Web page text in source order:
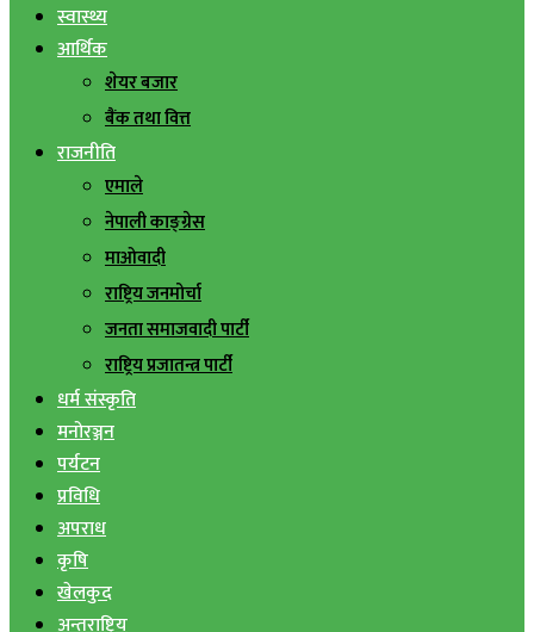
स्वास्थ्य
आर्थिक
शेयर बजार
बैंक तथा वित्त
राजनीति
एमाले
नेपाली काङ्ग्रेस
माओवादी
राष्ट्रिय जनमोर्चा
जनता समाजवादी पार्टी
राष्ट्रिय प्रजातन्त्र पार्टी
धर्म संस्कृति
मनोरञ्जन
पर्यटन
प्रविधि
अपराध
कृषि
खेलकुद
अन्तराष्ट्रिय